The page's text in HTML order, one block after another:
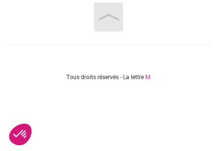
Tous droits réservés - La lettre M